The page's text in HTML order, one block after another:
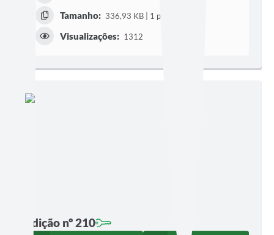
Tamanho: 336,93 KB | 1 página
Visualizações: 1312
Edição nº 210